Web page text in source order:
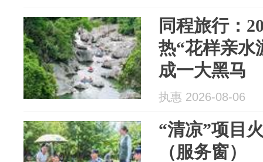
同程旅行：
热“花样亲水
成一大黑马
执惠 2026-08-06
“清凉”项目
（服务窗）